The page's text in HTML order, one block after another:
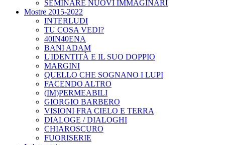
SEMINARE NUOVI IMMAGINARI
Mostre 2015-2022
INTERLUDI
TU COSA VEDI?
40IN40ENA
BANI ADAM
L'IDENTITÀ E IL SUO DOPPIO
MARGINI
QUELLO CHE SOGNANO I LUPI
FACENDO ALTRO
(IM)PERMEABILI
GIORGIO BARBERO
VISIONI FRA CIELO E TERRA
DIALOGE / DIALOGHI
CHIAROSCURO
FUORISERIE